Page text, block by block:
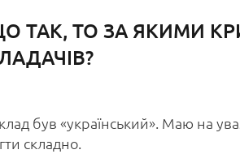
ТАК, ТО ЗА ЯКИМИ
був «український». Маю на
складно.